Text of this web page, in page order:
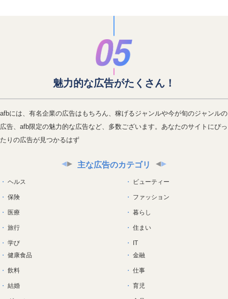
魅力的な広告がたくさん！
afbには、有名企業の広告はもちろん、稼げるジャンルや今が旬のジャンルの
広告、afb限定の魅力的な広告など、多数ございます。あなたのサイトにぴっ
たりの広告が見つかるはず
主な広告のカテゴリ
ヘルス
保険
医療
旅行
学び
ビューティー
ファッション
暮らし
住まい
IT
健康食品
飲料
結婚
金融
仕事
育児